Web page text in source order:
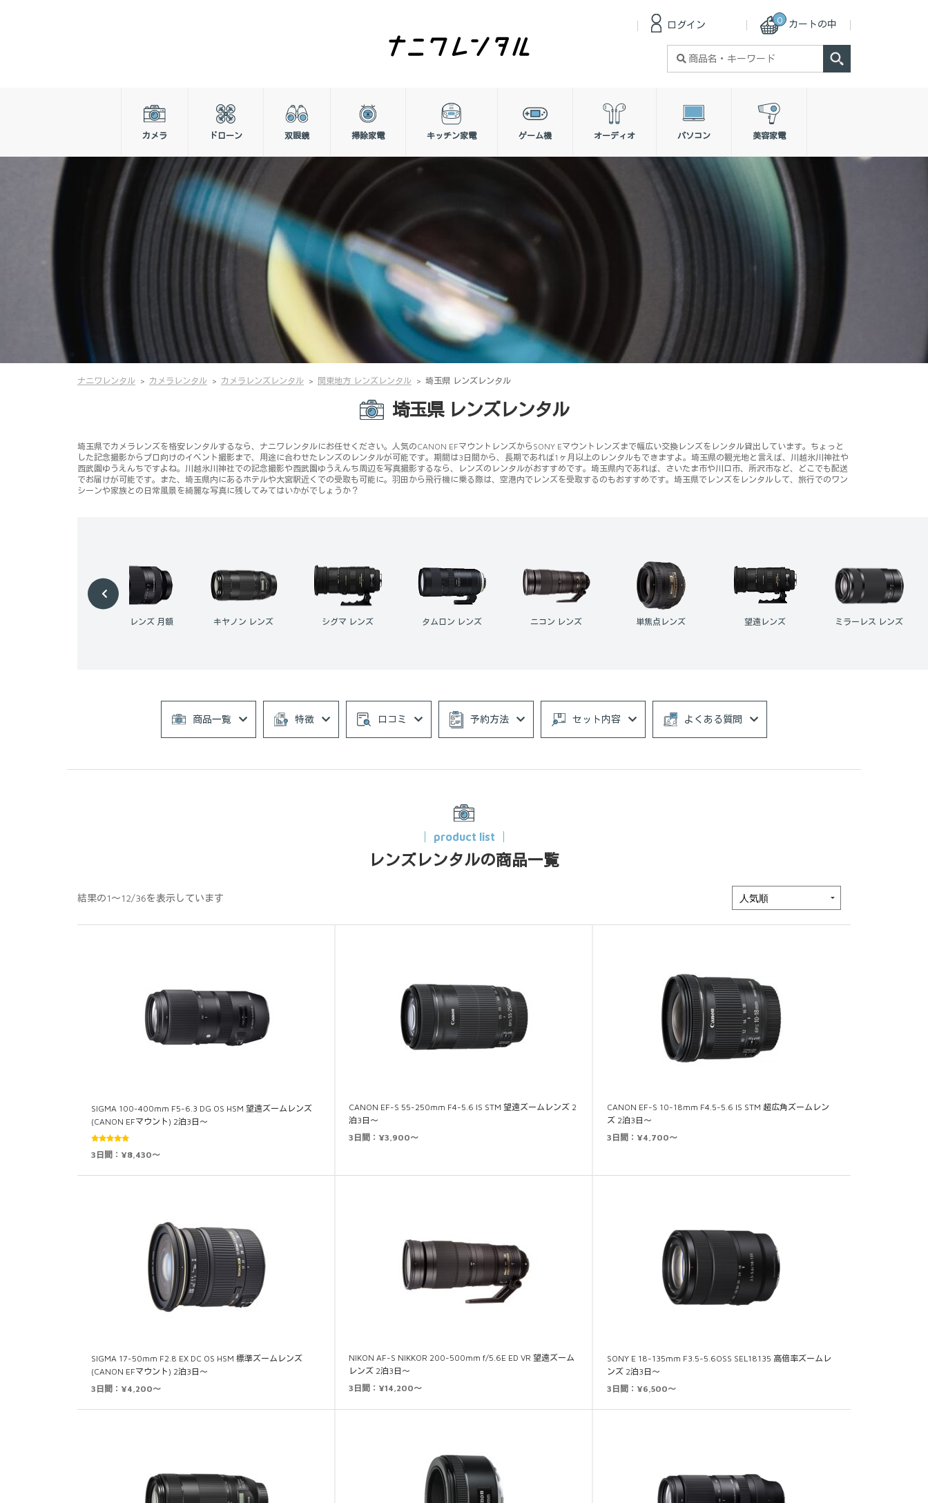
カートの中
0
ログイン
カメラ ドローン 双眼鏡 掃除家電 キッチン家電 ゲーム機 オーディオ パソコン 美容家電
ナニワレンタル カメラレンタル カメラレンズレンタル 関東地方 レンズレンタル 埼玉県 レンズレンタル
埼玉県 レンズレンタル
埼玉県でカメラレンズを格安レンタルするなら、ナニワレンタルにお任せください。人気のCANON EFマウントレンズからSONY Eマウントレンズまで幅広い交換レンズをレンタル貸出しています。ちょっと
した記念撮影からプロ向けのイベント撮影まで、用途に合わせたレンズのレンタルが可能です。期間は3日間から、長期であれば1ヶ月以上のレンタルもできますよ。埼玉県の観光地と言えば、川越氷川神社や
西武園ゆうえんちですよね。川越氷川神社での記念撮影や西武園ゆうえんち周辺を写真撮影するなら、レンズのレンタルがおすすめです。埼玉県内であれば、さいたま市や川口市、所沢市など、どこでも配送
でお届けが可能です。また、埼玉県内にあるホテルや大宮駅近くでの受取も可能に。羽田から飛行機に乗る際は、空港内でレンズを受取するのもおすすめです。埼玉県でレンズをレンタルして、旅行でのワン
シーンや家族との日常風景を綺麗な写真に残してみてはいかがでしょうか？
キヤノン レンズ シグマ レンズ タムロン レンズ ニコン レンズ 単焦点レンズ 望遠レンズ ミラーレス レンズ 一眼レフ レンズ
商品一覧 特徴 口コミ 予約方法 セット内容 よくある質問
product list
レンズレンタルの商品一覧
結果の1～12/36を表示しています
SIGMA 100-400mm F5-6.3 DG OS HSM 望遠ズームレンズ
(CANON EFマウント) 2泊3日～
5段階中
3日間：¥8,430～
CANON EF-S 55-250mm F4-5.6 IS STM 望遠ズームレンズ 2
泊3日～
3日間：¥3,900～
CANON EF-S 10-18mm F4.5-5.6 IS STM 超広角ズームレン
ズ 2泊3日～
3日間：¥4,700～
SIGMA 17-50mm F2.8 EX DC OS HSM 標準ズームレンズ
(CANON EFマウント) 2泊3日～
3日間：¥4,200～
NIKON AF-S NIKKOR 200-500mm f/5.6E ED VR 望遠ズーム
レンズ 2泊3日～
3日間：¥14,200～
SONY E 18-135mm F3.5-5.6OSS SEL18135 高倍率ズームレ
ンズ 2泊3日～
3日間：¥6,500～